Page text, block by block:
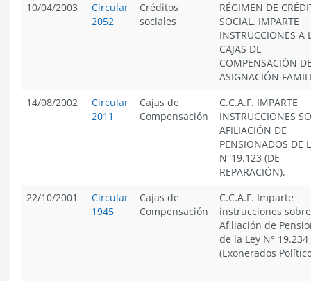
10/04/2003
Circular
2052
Créditos
sociales
RÉGIMEN DE
SOCIAL. IMPARTE
INSTRUCCIONES A
CAJAS DE
COMPENSACIÓN
ASIGNACIÓN
14/08/2002
Circular
2011
Cajas de
Compensación
C.C.A.F. IMPARTE
INSTRUCCIONES
AFILIACIÓN DE
PENSIONADOS DE
N°19.123 (DE
REPARACIÓN).
22/10/2001
Circular
1945
Cajas de
Compensación
C.C.A.F. Imparte
instrucciones sobre
Afiliación de
de la Ley N° 19.234
(Exonerados